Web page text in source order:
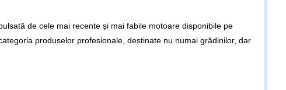
de cele mai recente și mai fabile motoare disponibile pe
produselor profesionale, destinate nu numai grădinilor, dar